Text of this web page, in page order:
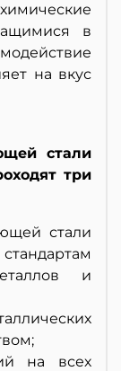
в
на вкус
стали
три
стали
и
на всех